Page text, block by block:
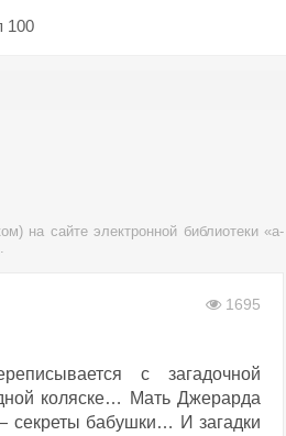
100
на сайте электронной библиотеки «a-
1695
с загадочной
коляске… Мать Джерарда
секреты бабушки… И загадки